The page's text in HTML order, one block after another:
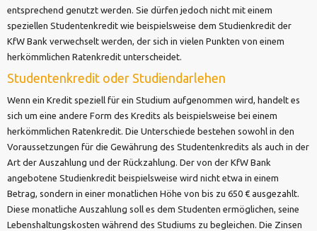
entsprechend genutzt werden. Sie dürfen jedoch nicht mit einem
speziellen Studentenkredit wie beispielsweise dem Studienkredit der
KfW Bank verwechselt werden, der sich in vielen Punkten von einem
herkömmlichen Ratenkredit unterscheidet.
Studentenkredit oder Studiendarlehen
Wenn ein Kredit speziell für ein Studium aufgenommen wird, handelt es
sich um eine andere Form des Kredits als beispielsweise bei einem
herkömmlichen Ratenkredit. Die Unterschiede bestehen sowohl in den
Voraussetzungen für die Gewährung des Studentenkredits als auch in der
Art der Auszahlung und der Rückzahlung. Der von der KfW Bank
angebotene Studienkredit beispielsweise wird nicht etwa in einem
Betrag, sondern in einer monatlichen Höhe von bis zu 650 € ausgezahlt.
Diese monatliche Auszahlung soll es dem Studenten ermöglichen, seine
Lebenshaltungskosten während des Studiums zu begleichen. Die Zinsen